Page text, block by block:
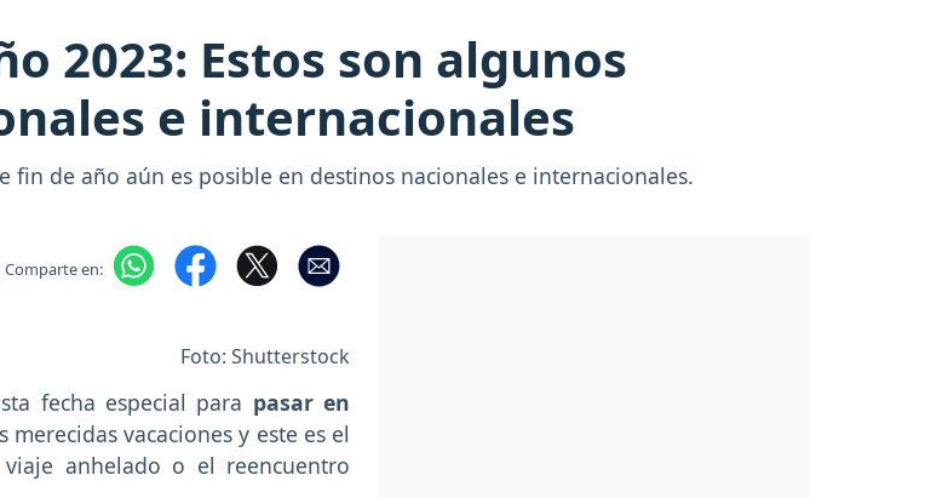
2023: Estos son algunos
e internacionales
fin de año aún es posible en destinos nacionales e internacionales.
Comparte en:
Foto: Shutterstock
fecha especial para pasar en
vacaciones y este es el
anhelado o el reencuentro